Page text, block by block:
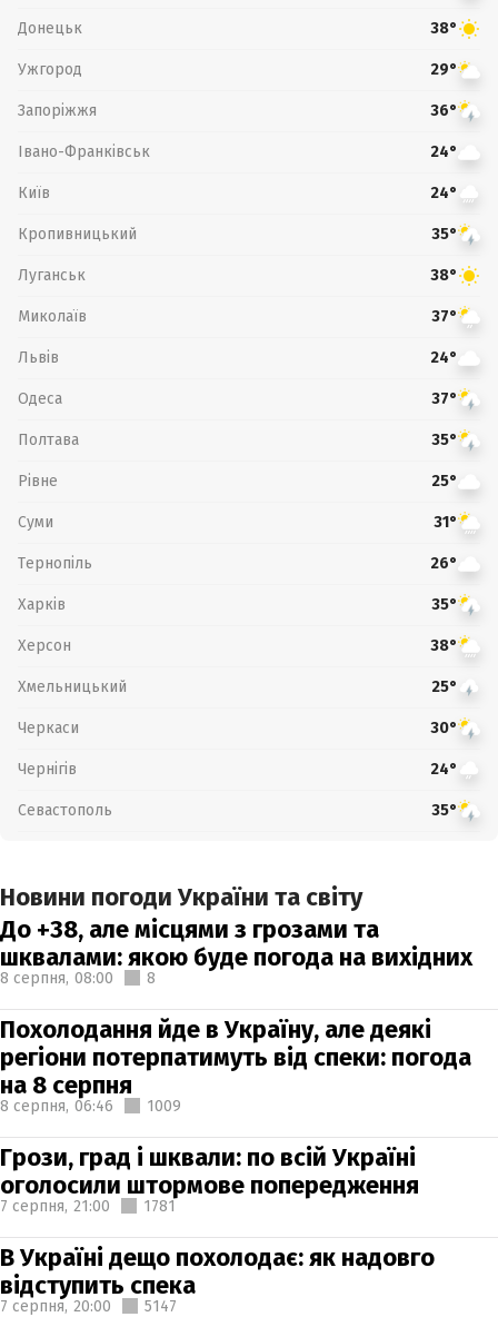
Донецьк 38°
Ужгород 29°
Запоріжжя 36°
Івано-Франківськ 24°
Київ 24°
Кропивницький 35°
Луганськ 38°
Миколаїв 37°
Львів 24°
Одеса 37°
Полтава 35°
Рівне 25°
Суми 31°
Тернопіль 26°
Харків 35°
Херсон 38°
Хмельницький 25°
Черкаси 30°
Чернігів 24°
Севастополь 35°
Новини погоди України та світу
До +38, але місцями з грозами та
шквалами: якою буде погода на вихідних
8 серпня, 08:00 8
Похолодання йде в Україну, але деякі
регіони потерпатимуть від спеки: погода
на 8 серпня
8 серпня, 06:46 1009
Грози, град і шквали: по всій Україні
оголосили штормове попередження
7 серпня, 21:00 1781
В Україні дещо похолодає: як надовго
відступить спека
7 серпня, 20:00 5147